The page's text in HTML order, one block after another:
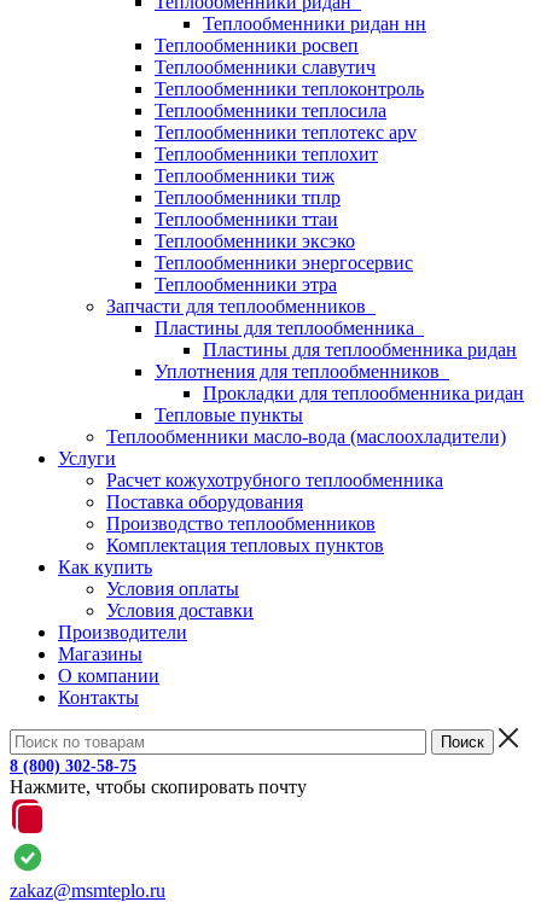
Теплообменники ридан нн
Теплообменники росвеп
Теплообменники славутич
Теплообменники теплоконтроль
Теплообменники теплосила
Теплообменники теплотекс apv
Теплообменники теплохит
Теплообменники тиж
Теплообменники тплр
Теплообменники ттаи
Теплообменники эксэко
Теплообменники энергосервис
Теплообменники этра
Запчасти для теплообменников
Пластины для теплообменника
Пластины для теплообменника ридан
Уплотнения для теплообменников
Прокладки для теплообменника ридан
Тепловые пункты
Теплообменники масло-вода (маслоохладители)
Услуги
Расчет кожухотрубного теплообменника
Поставка оборудования
Производство теплообменников
Комплектация тепловых пунктов
Как купить
Условия оплаты
Условия доставки
Производители
Магазины
О компании
Контакты
8 (800) 302-58-75
Нажмите, чтобы скопировать почту
zakaz@msmteplo.ru